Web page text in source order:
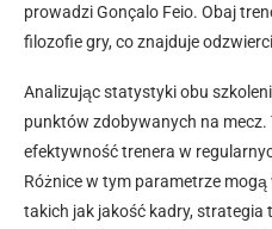
prowadzi Gonçalo Feio. Obaj
filozofie gry, co znajduje
Analizując statystyki obu
punktów zdobywanych na mecz.
efektywność trenera w
Różnice w tym parametrze
takich jak jakość kadry, strategia